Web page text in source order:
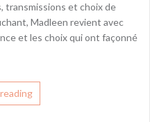
transmissions et choix de
Madleen revient avec
et les choix qui ont façonné